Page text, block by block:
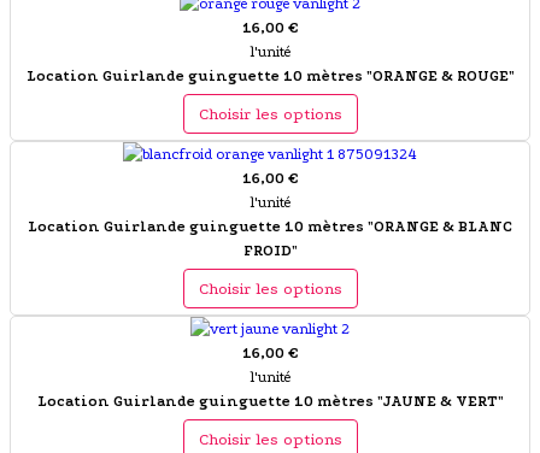
16,00 €
l'unité
Location Guirlande guinguette 10 mètres "ORANGE & ROUGE"
Choisir les options
16,00 €
l'unité
Location Guirlande guinguette 10 mètres "ORANGE & BLANC
FROID"
Choisir les options
16,00 €
l'unité
Location Guirlande guinguette 10 mètres "JAUNE & VERT"
Choisir les options